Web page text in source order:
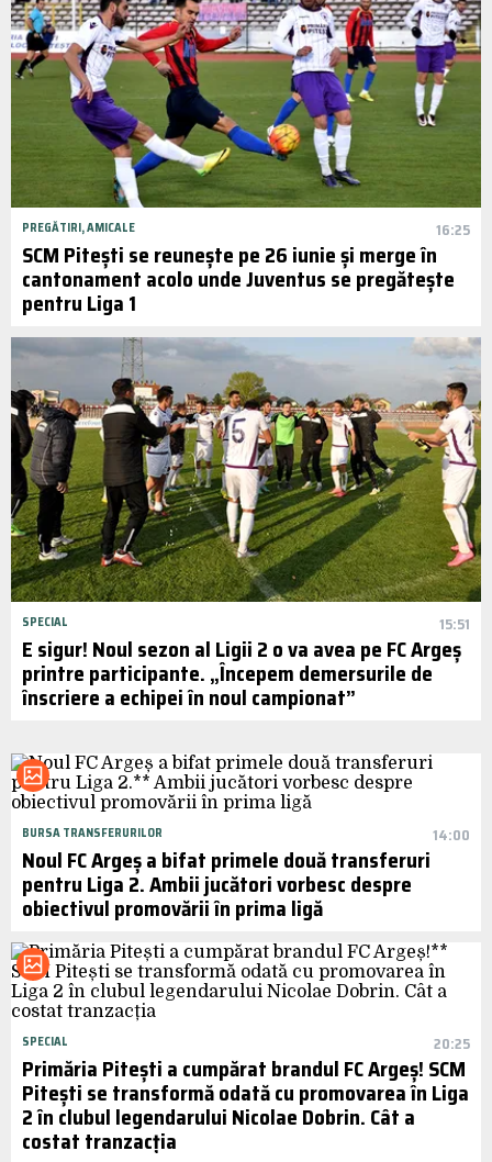
PREGĂTIRI, AMICALE 16:25
SCM Pitești se reunește pe 26 iunie și merge în
cantonament acolo unde Juventus se pregătește
pentru Liga 1
SPECIAL 15:51
E sigur! Noul sezon al Ligii 2 o va avea pe FC Argeș
printre participante. „Începem demersurile de
înscriere a echipei în noul campionat”
BURSA TRANSFERURILOR 14:00
Noul FC Argeș a bifat primele două transferuri
pentru Liga 2. Ambii jucători vorbesc despre
obiectivul promovării în prima ligă
SPECIAL 20:25
Primăria Pitești a cumpărat brandul FC Argeș! SCM
Pitești se transformă odată cu promovarea în Liga
2 în clubul legendarului Nicolae Dobrin. Cât a
costat tranzacția